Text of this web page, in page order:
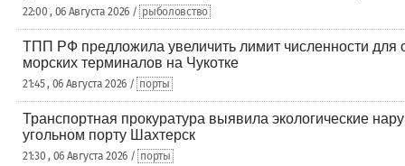
22:00 , 06 Августа 2026 / рыболовство
ТПП РФ предложила увеличить лимит численности для
морских терминалов на Чукотке
21:45 , 06 Августа 2026 / порты
Транспортная прокуратура выявила экологические
угольном порту Шахтерск
21:30 , 06 Августа 2026 / порты